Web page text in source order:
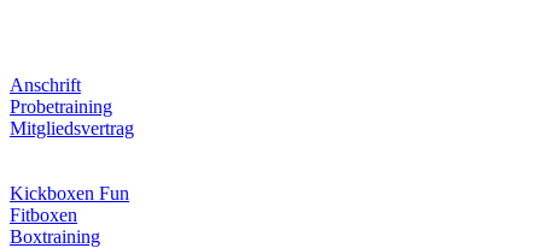
Anschrift
Probetraining
Mitgliedsvertrag
Kickboxen Fun
Fitboxen
Boxtraining